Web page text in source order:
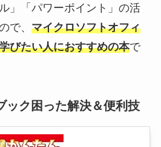
」「パワーポイント」の活
で、 マイクロソフトオフィ
びたい人におすすめの本で
ック困った解決＆便利技